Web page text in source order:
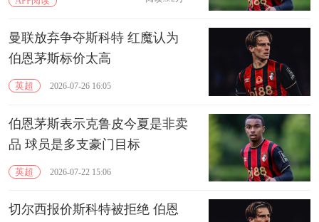
曼联放弃争夺斯科特 红魔认为
伯恩茅斯标价太高
英超 2026-07-26 16:05
伯恩茅斯表示克鲁皮今夏是非卖
品 球员是多支豪门目标
英超 2026-07-22 15:06
切尔西报价斯科特被拒绝 伯恩